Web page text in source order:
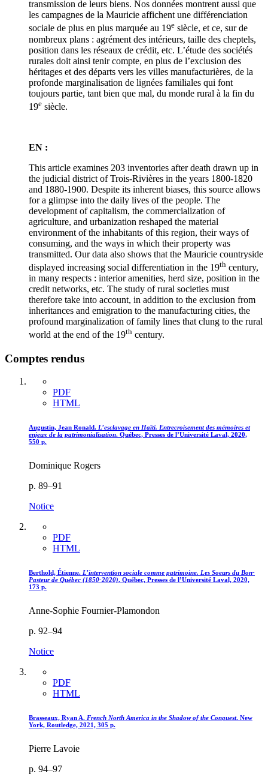
transmission de leurs biens. Nos données montrent aussi que
les campagnes de la Mauricie affichent une différenciation
sociale de plus en plus marquée au 19e siècle, et ce, sur de
nombreux plans : agrément des intérieurs, taille des cheptels,
position dans les réseaux de crédit, etc. L’étude des sociétés
rurales doit ainsi tenir compte, en plus de l’exclusion des
héritages et des départs vers les villes manufacturières, de la
profonde marginalisation de lignées familiales qui font
toujours partie, tant bien que mal, du monde rural à la fin du
19e siècle.
EN :
This article examines 203 inventories after death drawn up in
the judicial district of Trois-Rivières in the years 1800-1820
and 1880-1900. Despite its inherent biases, this source allows
for a glimpse into the daily lives of the people. The
development of capitalism, the commercialization of
agriculture, and urbanization reshaped the material
environment of the inhabitants of this region, their ways of
consuming, and the ways in which their property was
transmitted. Our data also shows that the Mauricie countryside
displayed increasing social differentiation in the 19th century,
in many respects : interior amenities, herd size, position in the
credit networks, etc. The study of rural societies must
therefore take into account, in addition to the exclusion from
inheritances and emigration to the manufacturing cities, the
profound marginalization of family lines that clung to the rural
world at the end of the 19th century.
Comptes rendus
PDF
HTML
Augustin, Jean Ronald. L’esclavage en Haïti. Entrecroisement des mémoires et
enjeux de la patrimonialisation. Québec, Presses de l’Université Laval, 2020,
550 p.
Dominique Rogers
p. 89–91
Notice
PDF
HTML
Berthold, Étienne. L’intervention sociale comme patrimoine. Les Soeurs du Bon-
Pasteur de Québec (1850-2020). Québec, Presses de l’Université Laval, 2020,
173 p.
Anne-Sophie Fournier-Plamondon
p. 92–94
Notice
PDF
HTML
Brasseaux, Ryan A. French North America in the Shadow of the Conquest. New
York, Routledge, 2021, 305 p.
Pierre Lavoie
p. 94–97